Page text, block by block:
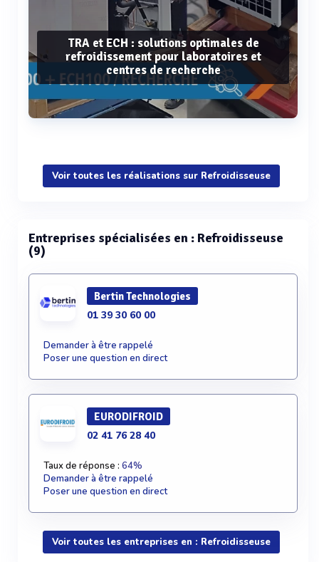
TRA et ECH : solutions optimales de
refroidissement pour laboratoires et
centres de recherche
Voir plus
Voir toutes les réalisations sur Refroidisseuse
Entreprises spécialisées en : Refroidisseuse
(9)
Bertin Technologies
01 39 30 60 00
Demander à être rappelé
Poser une question en direct
EURODIFROID
02 41 76 28 40
Taux de réponse : 64%
Demander à être rappelé
Poser une question en direct
Voir toutes les entreprises en : Refroidisseuse